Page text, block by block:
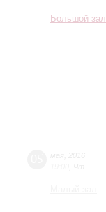
Большой зал